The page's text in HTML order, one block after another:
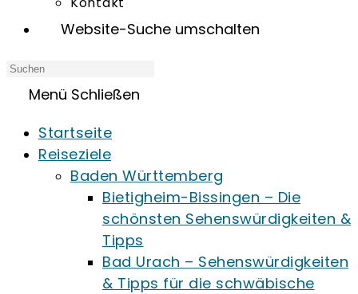
Website-Suche umschalten
Menü Schließen
Startseite
Reiseziele
Baden Württemberg
Bietigheim-Bissingen – Die
schönsten Sehenswürdigkeiten &
Tipps
Bad Urach – Sehenswürdigkeiten
& Tipps für die schwäbische